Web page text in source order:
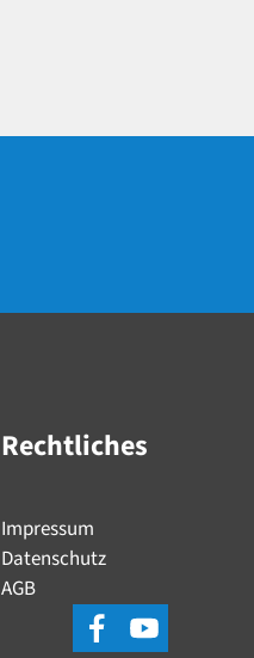
Rechtliches
Impressum
Datenschutz
AGB